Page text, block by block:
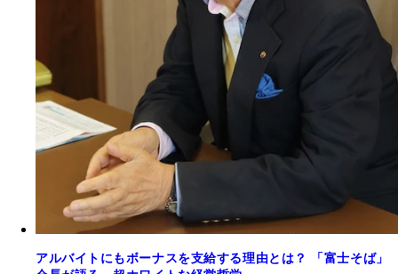
アルバイトにもボーナスを支給する理由とは？ 「富士そば」